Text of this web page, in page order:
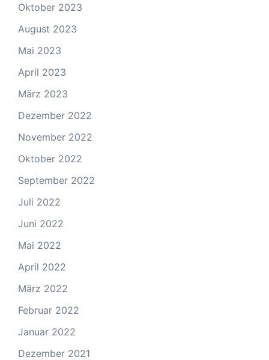
Oktober 2023
August 2023
Mai 2023
April 2023
März 2023
Dezember 2022
November 2022
Oktober 2022
September 2022
Juli 2022
Juni 2022
Mai 2022
April 2022
März 2022
Februar 2022
Januar 2022
Dezember 2021